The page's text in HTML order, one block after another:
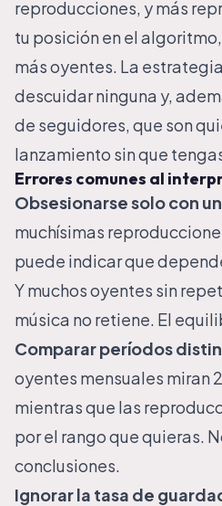
reproducciones, y más
tu posición en el
más oyentes. La
descuidar ninguna y,
de seguidores, que son
lanzamiento sin que
Errores comunes al
Obsesionarse solo con
muchísimas
puede indicar que
Y muchos oyentes sin
música no retiene. El
Comparar períodos
oyentes mensuales miran
mientras que las
por el rango que quieras.
conclusiones.
Ignorar la tasa de